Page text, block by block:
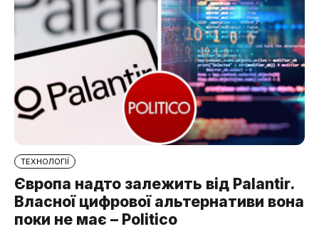
ТЕХНОЛОГІЇ
Європа надто залежить від Palantir.
Власної цифрової альтернативи вона
поки не має – Politico